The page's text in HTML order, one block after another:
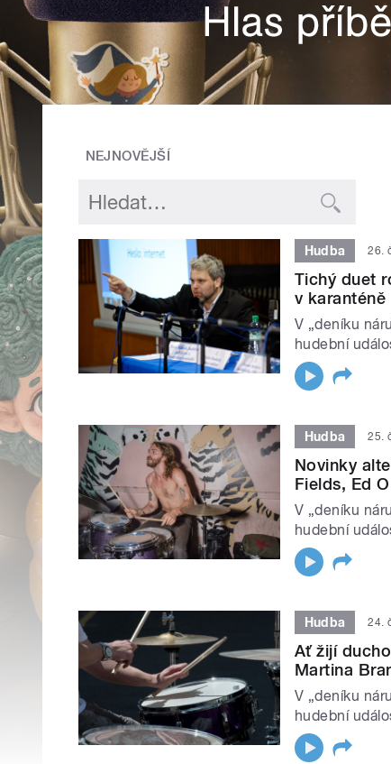
NEJNOVĚJŠÍ
Hudba 26.
Tichý duet
v karanténě
V „deníku
hudební
Hudba 25.
Novinky
Fields, Ed
V „deníku
hudební
Hudba 24.
Ať žijí
Martina
V „deníku
hudební